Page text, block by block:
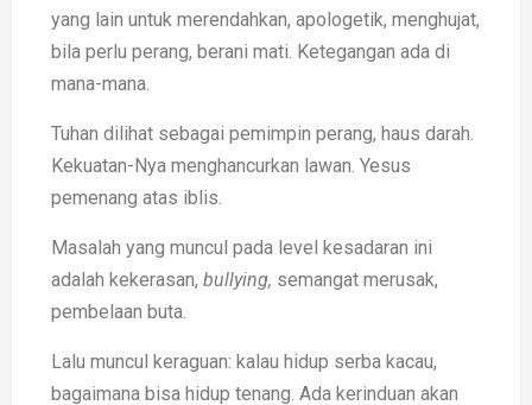
yang lain untuk merendahkan, apologetik, menghujat,
bila perlu perang, berani mati. Ketegangan ada di
mana-mana.
Tuhan dilihat sebagai pemimpin perang, haus darah.
Kekuatan-Nya menghancurkan lawan. Yesus
pemenang atas iblis.
Masalah yang muncul pada level kesadaran ini
adalah kekerasan, bullying, semangat merusak,
pembelaan buta.
Lalu muncul keraguan: kalau hidup serba kacau,
bagaimana bisa hidup tenang. Ada kerinduan akan